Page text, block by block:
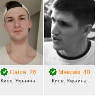
Саша, 26
Киев, Украина
Максим, 40
Киев, Украина